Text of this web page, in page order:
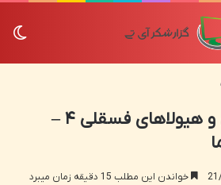
خلاصه کتاب بیلی و هیولاهای فسقلی ۴ –
خواندن این مطلب 15 دقیقه زمان میبرد